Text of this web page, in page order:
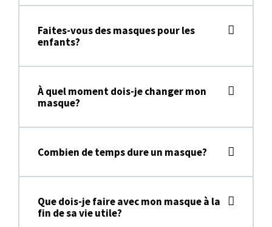
Faites-vous des masques pour les
enfants?
À quel moment dois-je changer mon
masque?
Combien de temps dure un masque?
Que dois-je faire avec mon masque à la
fin de sa vie utile?